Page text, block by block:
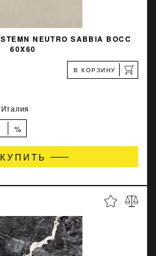
NEUTRO SABBIA BOCC
60X60
В КОРЗИНУ
Италия
%
КУПИТЬ